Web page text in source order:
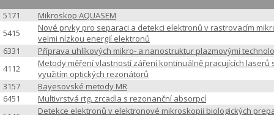
5171
Mikroskop AQUASEM
5415
Nové prvky pro separaci a detekci elektronů v rastrovacím
velmi nízkou energií elektronů
6331
Příprava uhlíkových mikro- a nanostruktur plazmovými
4112
Metody měření vlastností záření kontinuálně pracujících laserů
využitím optických rezonátorů
3157
Bayesovské metody MR
6451
Multivrstvá rtg. zrcadla s rezonanční absorpcí
Detekce elektronů v elektronové mikroskopii biologických